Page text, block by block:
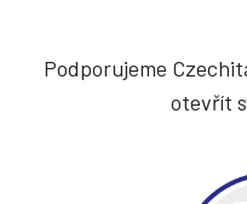
Podporujeme
otevřít